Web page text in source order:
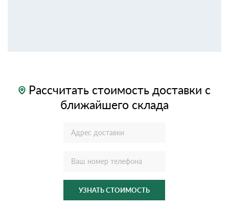
Рассчитать стоимость доставки с
ближайшего склада
УЗНАТЬ СТОИМОСТЬ